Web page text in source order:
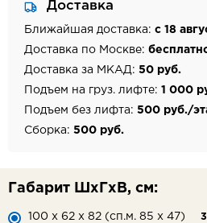
Доставка
Ближайшая доставка: с 18
Доставка по Москве:
Доставка за МКАД: 50 руб.
Подъем на груз. лифте: 1 000
Подъем без лифта: 500 руб./
Сборка: 500 руб.
Габарит ШхГхВ, см:
100 х 62 х 82 (сп.м. 85 х 47)